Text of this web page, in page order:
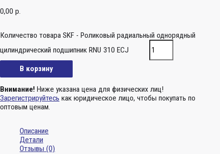
0,00 р.
Количество товара SKF - Роликовый радиальный однорядный
цилиндрический подшипник RNU 310 ECJ
В корзину
Внимание! Ниже указана цена для физических лиц!
Зарегистрируйтесь как юридическое лицо, чтобы покупать по
оптовым ценам.
Описание
Детали
Отзывы (0)